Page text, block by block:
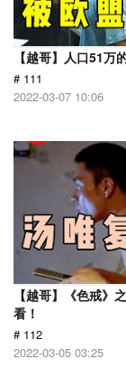
【越哥】人口51万
# 111
2022-03-07 10:06
【越哥】《色戒》
看！
# 112
2022-03-05 03:25